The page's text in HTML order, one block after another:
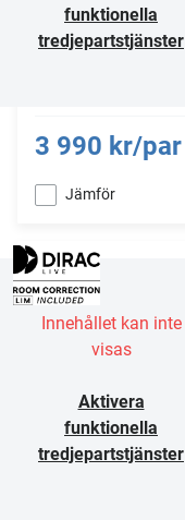
funktionella
tredjepartstjänster
3 990 kr/par
Jämför
Innehållet kan inte
visas
Aktivera
funktionella
tredjepartstjänster